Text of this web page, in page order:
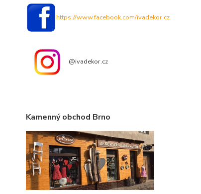
https://www.facebook.com/ivadekor.cz
@ivadekor.cz
Kamenný obchod Brno